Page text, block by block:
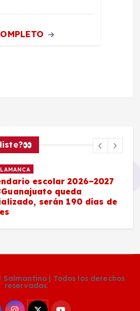
escolar 2026–2027
queda
serán 190 días de
Salmantino | Todos los derechos
reservados.